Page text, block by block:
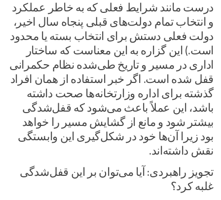
درست مانند شرایط فعلی که به خاطر عملکرد
و انتخاب تمام دولت‌های قبلی پنجاه سال اخیر،
دولت فعلی دستش برای انتخاب بسته یا محدود
است.) این گزاره به این معناست که ساختار
اداری در مسیر و تاریخ طی‌شده نظام حکمرانی
قفل شده‌ است. اگر خبر استفاده از همان افراد
گذشته برای اداره وزارتخانه‌ها صحت داشته
باشد، این عملاً باعث می‌شود که قفل‌شدگی
بیشتر شود و مانع از گشایش مسیر را خواهد
بود زیرا آن‌ها خود در شکل‌گیری این وابستگی
نقش داشته‌اند.
تجویز راهبردی: آیا می‌توان بر این قفل‌شدگی
غلبه کرد؟